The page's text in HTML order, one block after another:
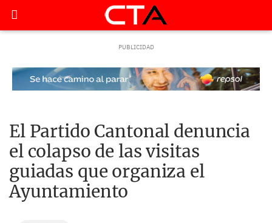
El Partido Cantonal denuncia
el colapso de las visitas
guiadas que organiza el
Ayuntamiento